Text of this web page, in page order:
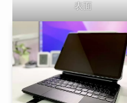
表面